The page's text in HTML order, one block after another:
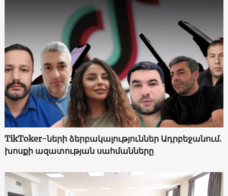
TikToker-ների ձերբակալություններ Ադրբեջանում.
խոսքի ազատության սահմանները